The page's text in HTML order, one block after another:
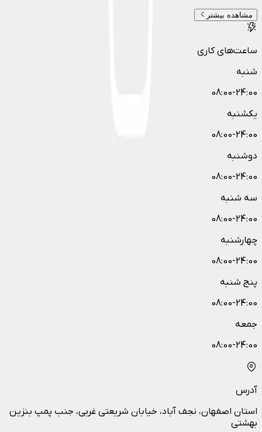
مشاهده بیشتر
ساعت‌های کاری
شنبه
08:00-24:00
یکشنبه
08:00-24:00
دوشنبه
08:00-24:00
سه شنبه
08:00-24:00
چهارشنبه
08:00-24:00
پنج شنبه
08:00-24:00
جمعه
08:00-24:00
آدرس
استان اصفهان، نجف آباد، خیابان شریعتی غربی، جنب پمپ بنزین
بهشتی